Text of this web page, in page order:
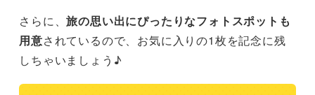
さらに、旅の思い出にぴったりなフォトスポットも
用意されているので、お気に入りの1枚を記念に残
しちゃいましょう♪